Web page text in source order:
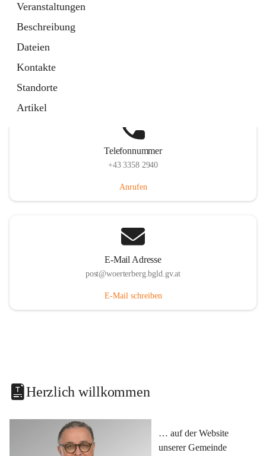
Veranstaltungen
Beschreibung
Dateien
Kontakte
Standorte
Artikel
Telefonnummer
+43 3358 2940
Anrufen
E-Mail Adresse
post@woerterberg.bgld.gv.at
E-Mail schreiben
Herzlich willkommen
… auf der Website
unserer Gemeinde